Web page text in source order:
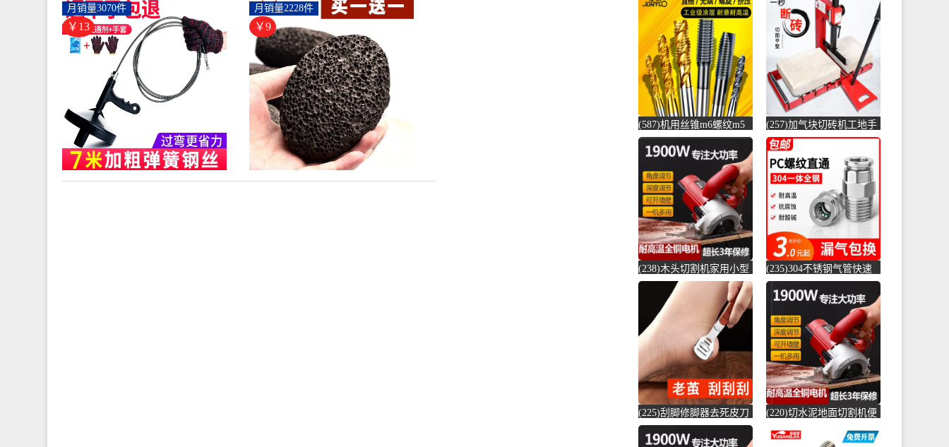
道工具钢丝-钢筋切割工
具(木丁丁旗舰店仅售13
元)
￥13
月销量3070件
器修脚刀脚-钢筋切割工
元)
￥9
月销量2228件
攻套丝m-螺纹钢(上匠工具
旗舰店仅售5.8元)
敏圆珠女儿-圆棒钢(正中
间旗舰店仅售5.6元)
(587)机用丝锥m6螺纹m5
攻丝m3钻头m8丝攻m10不
锈-螺纹钢(俊拓五金旗舰
(257)加气块切砖机工地手
动轻质砖压砖机带钢尺水
泥砖泡沫砖-水泥切割机
(贞美旗舰店仅售390元)
(238)木头切割机家用小型
切水泥地面金属钢材机两
用新款切槽-水泥切割机
(simtone旗舰店仅售122.65
元)
(235)304不锈钢气管快速
接头快插气动快接螺纹高
压气嘴直-螺纹钢(卓成五
(225)刮脚修脚器去死皮刀
老茧磨脚神器脚皮工具脚
底脚后跟刨-钢筋切割工具
(220)切水泥地面切割机便
便携式电-水泥切割机